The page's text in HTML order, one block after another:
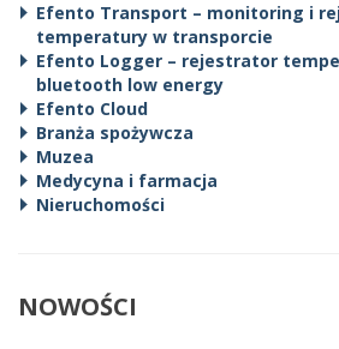
Efento Transport – monitoring i
temperatury w transporcie
Efento Logger – rejestrator
bluetooth low energy
Efento Cloud
Branża spożywcza
Muzea
Medycyna i farmacja
Nieruchomości
NOWOŚCI